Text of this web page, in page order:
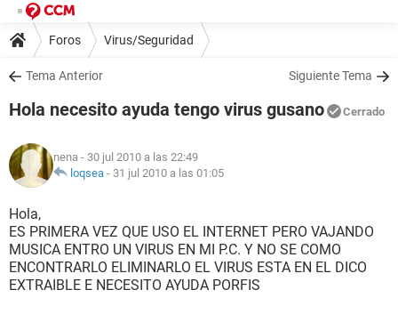
Foros Virus/Seguridad
Tema Anterior Siguiente Tema
Hola necesito ayuda tengo virus gusano Cerrado
nena - 30 jul 2010 a las 22:49
loqsea - 31 jul 2010 a las 01:05
Hola,
ES PRIMERA VEZ QUE USO EL INTERNET PERO VAJANDO
MUSICA ENTRO UN VIRUS EN MI P.C. Y NO SE COMO
ENCONTRARLO ELIMINARLO EL VIRUS ESTA EN EL DICO
EXTRAIBLE E NECESITO AYUDA PORFIS